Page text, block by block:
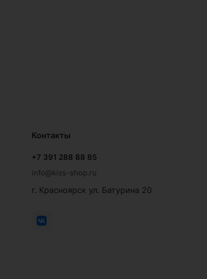
Контакты
+7 391 288 88 85
info@kiss-shop.ru
г. Красноярск ул. Батурина 20